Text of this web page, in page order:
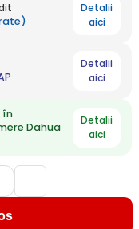
rate)
Detalii
aici
Detalii
aici
în
Dahua
Detalii
aici